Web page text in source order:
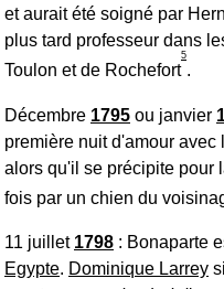
et aurait été soigné par
plus tard professeur dans
Toulon et de Rochefort
5
.
Décembre 1795 ou janvier
première nuit d'amour avec
alors qu'il se précipite pour
fois par un chien du
11 juillet 1798 : Bonaparte
Egypte. Dominique Larrey